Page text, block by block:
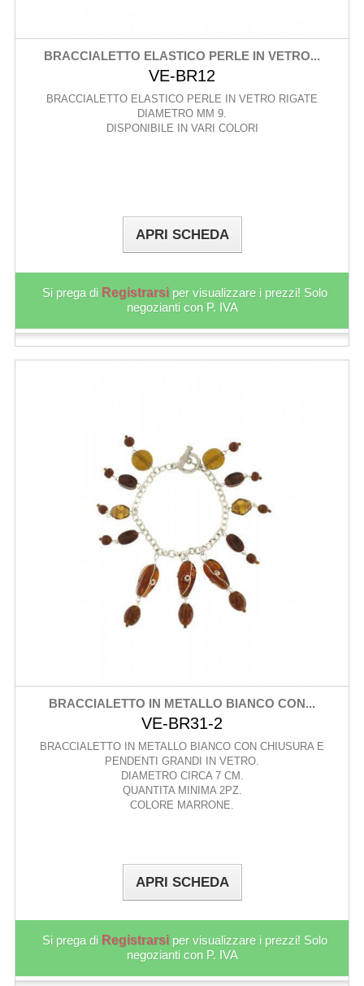
BRACCIALETTO ELASTICO PERLE IN VETRO...
VE-BR12
BRACCIALETTO ELASTICO PERLE IN VETRO RIGATE
DIAMETRO MM 9.
DISPONIBILE IN VARI COLORI
APRI SCHEDA
Si prega di Registrarsi per visualizzare i prezzi! Solo
negozianti con P. IVA
BRACCIALETTO IN METALLO BIANCO CON...
VE-BR31-2
BRACCIALETTO IN METALLO BIANCO CON CHIUSURA E
PENDENTI GRANDI IN VETRO.
DIAMETRO CIRCA 7 CM.
QUANTITA MINIMA 2PZ.
COLORE MARRONE.
APRI SCHEDA
Si prega di Registrarsi per visualizzare i prezzi! Solo
negozianti con P. IVA